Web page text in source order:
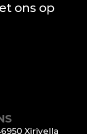
ons op
Xirivella